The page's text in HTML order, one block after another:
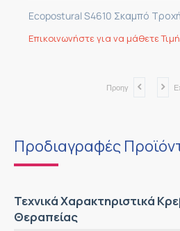
Ecopostural S4610 Σκαμπό
Επικοινωνήστε για να μάθετε
Προηγ
Προδιαγραφές
Τεχνικά Χαρακτηριστικά
Θεραπείας